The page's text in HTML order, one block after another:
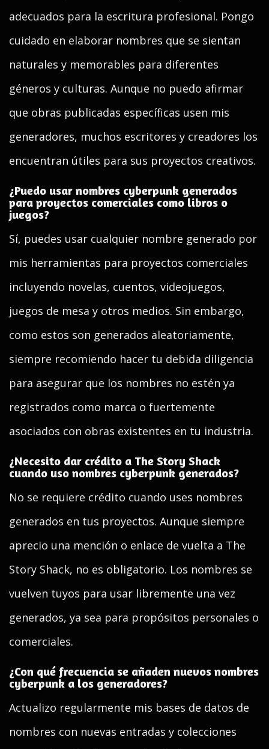
adecuados para la escritura profesional. Pongo
cuidado en elaborar nombres que se sientan
naturales y memorables para diferentes
géneros y culturas. Aunque no puedo afirmar
que obras publicadas específicas usen mis
generadores, muchos escritores y creadores los
encuentran útiles para sus proyectos creativos.
¿Puedo usar nombres cyberpunk generados
para proyectos comerciales como libros o
juegos?
Sí, puedes usar cualquier nombre generado por
mis herramientas para proyectos comerciales
incluyendo novelas, cuentos, videojuegos,
juegos de mesa y otros medios. Sin embargo,
como estos son generados aleatoriamente,
siempre recomiendo hacer tu debida diligencia
para asegurar que los nombres no estén ya
registrados como marca o fuertemente
asociados con obras existentes en tu industria.
¿Necesito dar crédito a The Story Shack
cuando uso nombres cyberpunk generados?
No se requiere crédito cuando uses nombres
generados en tus proyectos. Aunque siempre
aprecio una mención o enlace de vuelta a The
Story Shack, no es obligatorio. Los nombres se
vuelven tuyos para usar libremente una vez
generados, ya sea para propósitos personales o
comerciales.
¿Con qué frecuencia se añaden nuevos nombres
cyberpunk a los generadores?
Actualizo regularmente mis bases de datos de
nombres con nuevas entradas y colecciones